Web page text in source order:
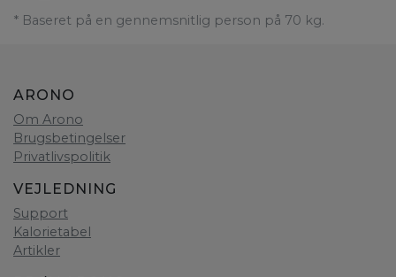
* Baseret på en gennemsnitlig person på 70 kg.
ARONO
Om Arono
Brugsbetingelser
Privatlivspolitik
VEJLEDNING
Support
Kalorietabel
Artikler